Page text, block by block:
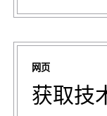
网页
获取技